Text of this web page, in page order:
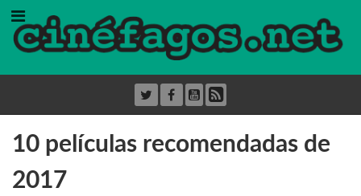
10 películas recomendadas de
2017